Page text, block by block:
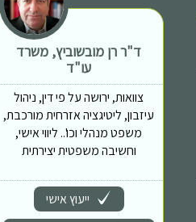
ד"ר רן מובשוביץ, משרד
עו"ד
צוואות, ירושה על פי דין, ניהול
עיזבון, ליטיגציה אזרחית מורכבת,
משפט מנהלי וכו'.. ליווי אישי,
וחשיבה משפטית יצירתית
ייעוץ אישי